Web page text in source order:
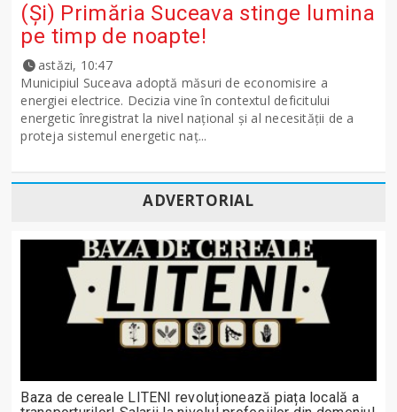
(Și) Primăria Suceava stinge lumina
pe timp de noapte!
astăzi, 10:47
Municipiul Suceava adoptă măsuri de economisire a
energiei electrice. Decizia vine în contextul deficitului
energetic înregistrat la nivel național și al necesității de a
proteja sistemul energetic naț...
ADVERTORIAL
Baza de cereale LITENI revoluționează piața locală a